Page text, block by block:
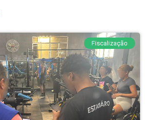
Fiscalização